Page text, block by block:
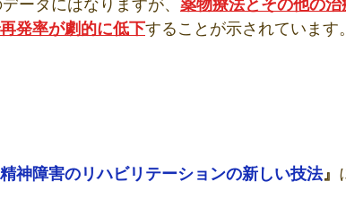
ータにはなりますが、 薬物療法とその他の
発率が劇的に低下することが示されています。
精神障害のリハビリテーションの新しい技法』